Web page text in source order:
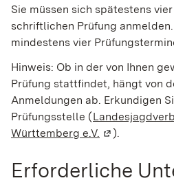
Sie müssen sich spätestens
schriftlichen Prüfung
mindestens vier
Hinweis: Ob in der von Ihnen
Prüfung stattfindet, hängt von
Anmeldungen ab. Erkundigen
Prüfungsstelle (
Württemberg e.V. (Wird in
).
Erforderliche